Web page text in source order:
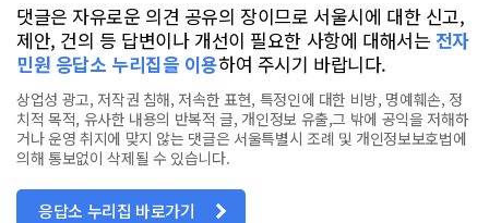
댓글은 자유로운 의견 공유의 장이므로 서울시에 대한 신고,
제안, 건의 등 답변이나 개선이 필요한 사항에 대해서는 전자
민원 응답소 누리집을 이용하여 주시기 바랍니다.
상업성 광고, 저작권 침해, 저속한 표현, 특정인에 대한 비방, 명예훼손, 정
치적 목적, 유사한 내용의 반복적 글, 개인정보 유출,그 밖에 공익을 저해하
거나 운영 취지에 맞지 않는 댓글은 서울특별시 조례 및 개인정보보호법에
의해 통보없이 삭제될 수 있습니다.
응답소 누리집 바로가기